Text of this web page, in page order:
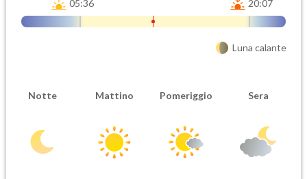
05:36 20:07
Luna calante
Notte Mattino Pomeriggio Sera